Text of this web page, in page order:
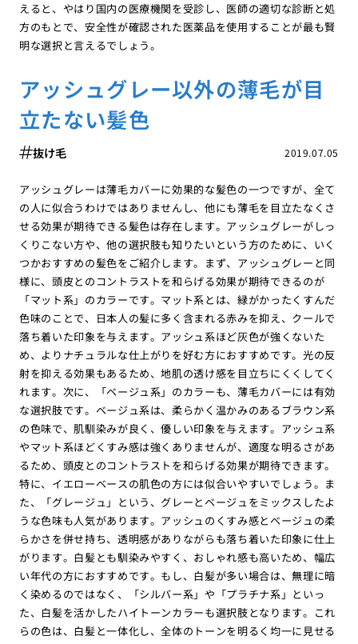
えると、やはり国内の医療機関を受診し、医師の適切な診断と処
方のもとで、安全性が確認された医薬品を使用することが最も賢
明な選択と言えるでしょう。
アッシュグレー以外の薄毛が目
立たない髪色
2019.07.05
抜け毛
アッシュグレーは薄毛カバーに効果的な髪色の一つですが、全て
の人に似合うわけではありませんし、他にも薄毛を目立たなくさ
せる効果が期待できる髪色は存在します。アッシュグレーがしっ
くりこない方や、他の選択肢も知りたいという方のために、いく
つかおすすめの髪色をご紹介します。まず、アッシュグレーと同
様に、頭皮とのコントラストを和らげる効果が期待できるのが
「マット系」のカラーです。マット系とは、緑がかったくすんだ
色味のことで、日本人の髪に多く含まれる赤みを抑え、クールで
落ち着いた印象を与えます。アッシュ系ほど灰色が強くないた
め、よりナチュラルな仕上がりを好む方におすすめです。光の反
射を抑える効果もあるため、地肌の透け感を目立ちにくくしてく
れます。次に、「ベージュ系」のカラーも、薄毛カバーには有効
な選択肢です。ベージュ系は、柔らかく温かみのあるブラウン系
の色味で、肌馴染みが良く、優しい印象を与えます。アッシュ系
やマット系ほどくすみ感は強くありませんが、適度な明るさがあ
るため、頭皮とのコントラストを和らげる効果が期待できます。
特に、イエローベースの肌色の方には似合いやすいでしょう。ま
た、「グレージュ」という、グレーとベージュをミックスしたよ
うな色味も人気があります。アッシュのくすみ感とベージュの柔
らかさを併せ持ち、透明感がありながらも落ち着いた印象に仕上
がります。白髪とも馴染みやすく、おしゃれ感も高いため、幅広
い年代の方におすすめです。もし、白髪が多い場合は、無理に暗
く染めるのではなく、「シルバー系」や「プラチナ系」といっ
た、白髪を活かしたハイトーンカラーも選択肢となります。これ
らの色は、白髪と一体化し、全体のトーンを明るく均一に見せる